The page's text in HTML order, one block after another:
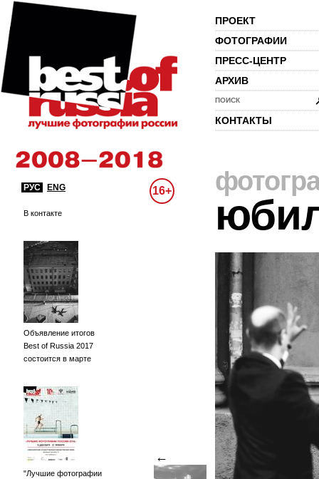
ПРОЕКТ
ФОТОГРАФИИ
ПРЕСС-ЦЕНТР
АРХИВ
ПОИСК
КОНТАКТЫ
РУС ENG 16+
В контакте
Объявление итогов
Best of Russia 2017
состоится в марте
"Лучшие фотографии
←